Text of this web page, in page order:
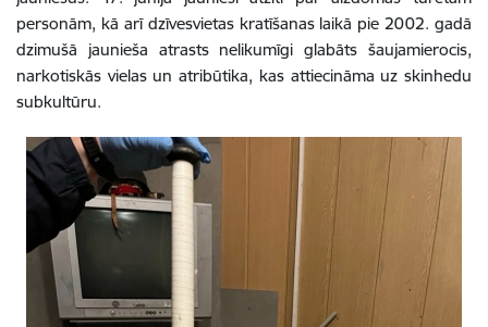
personām, kā arī dzīvesvietas kratīšanas laikā pie 2002. gadā
dzimušā jaunieša atrasts nelikumīgi glabāts šaujamierocis,
narkotiskās vielas un atribūtika, kas attiecināma uz skinhedu
subkultūru.